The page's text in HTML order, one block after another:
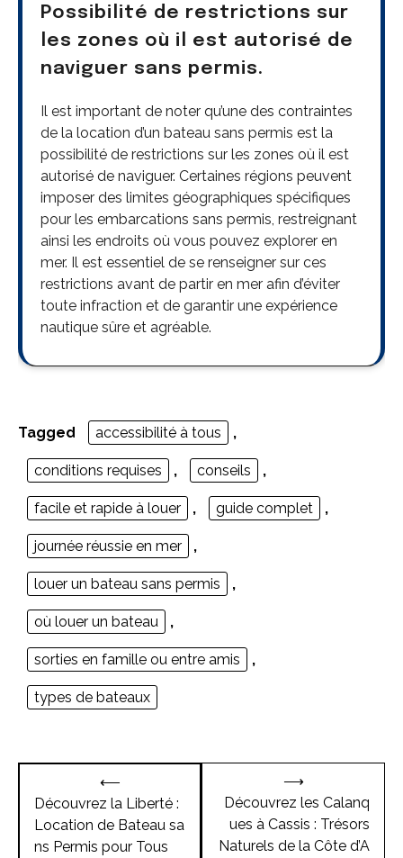
Possibilité de restrictions sur
les zones où il est autorisé de
naviguer sans permis.
Il est important de noter qu’une des contraintes
de la location d’un bateau sans permis est la
possibilité de restrictions sur les zones où il est
autorisé de naviguer. Certaines régions peuvent
imposer des limites géographiques spécifiques
pour les embarcations sans permis, restreignant
ainsi les endroits où vous pouvez explorer en
mer. Il est essentiel de se renseigner sur ces
restrictions avant de partir en mer afin d’éviter
toute infraction et de garantir une expérience
nautique sûre et agréable.
Tagged accessibilité à tous ,
conditions requises , conseils ,
facile et rapide à louer , guide complet ,
journée réussie en mer ,
louer un bateau sans permis ,
où louer un bateau ,
sorties en famille ou entre amis ,
types de bateaux
Navigation
de
l’article
⟵
Découvrez la Liberté :
Location de Bateau sa
ns Permis pour Tous
Découvrez les Calanq
ues à Cassis : Trésors
Naturels de la Côte d’A
⟶